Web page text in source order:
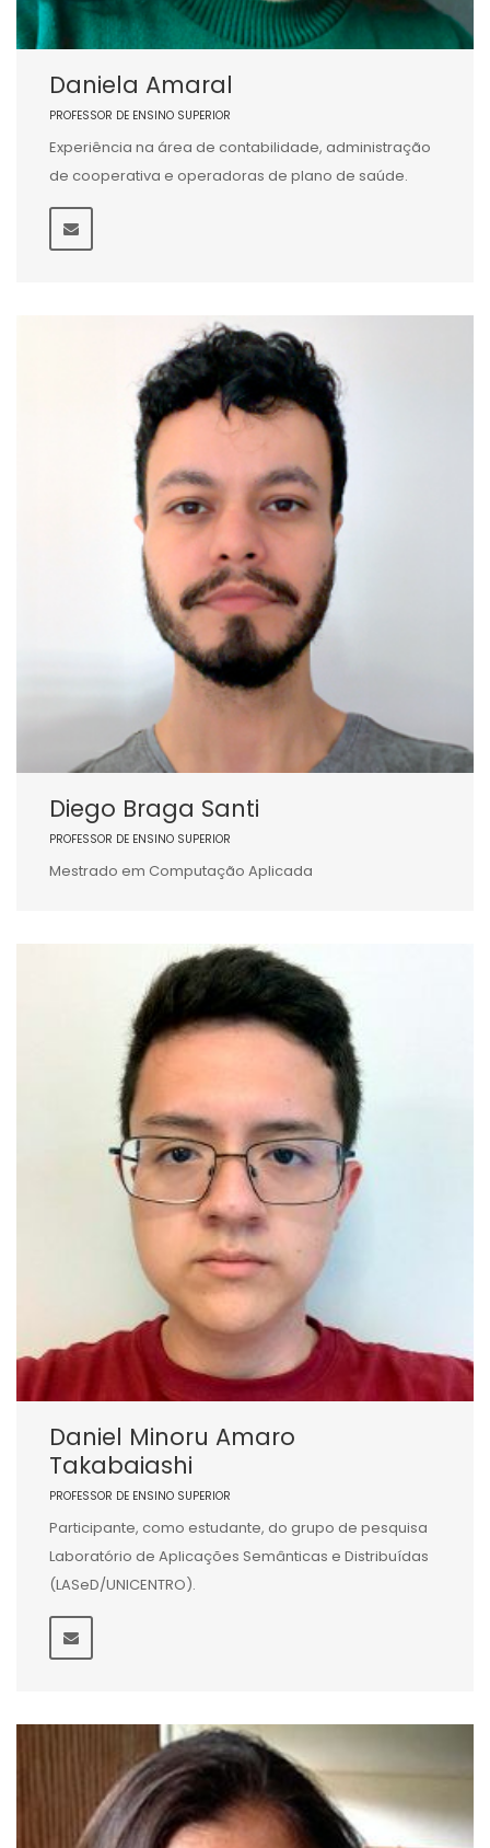
Daniela Amaral
PROFESSOR DE ENSINO SUPERIOR
Experiência na área de contabilidade, administração
de cooperativa e operadoras de plano de saúde.
Diego Braga Santi
PROFESSOR DE ENSINO SUPERIOR
Mestrado em Computação Aplicada
Daniel Minoru Amaro
Takabaiashi
PROFESSOR DE ENSINO SUPERIOR
Participante, como estudante, do grupo de pesquisa
Laboratório de Aplicações Semânticas e Distribuídas
(LASeD/UNICENTRO).